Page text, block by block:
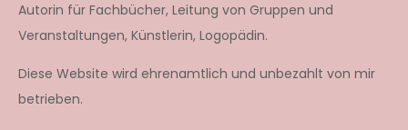
Autorin für Fachbücher, Leitung von Gruppen und
Veranstaltungen, Künstlerin, Logopädin.
Diese Website wird ehrenamtlich und unbezahlt von mir
betrieben.